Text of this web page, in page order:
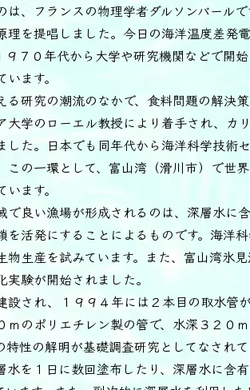
、フランスの物理学者ダルソンバール
を提唱しました。今日の海洋温度差発
７０年代から大学や研究機関などで開
ます。
研究の潮流のなかで、食料問題の解決
学のローエル教授により着手され、カ
た。日本でも同年代から海洋科学技術
の一環として、富山湾（滑川市）で世
ます。
良い漁場が形成されるのは、深層水に
活発にすることによるものです。海洋科
生産を試みています。また、富山湾氷
験が開始されました。
され、１９９４年には２本目の取水管
のポリエチレン製の管で、水深３２０
性の解明が基礎調査研究としてなされて
を１日に数回塗布したり、深層水に含